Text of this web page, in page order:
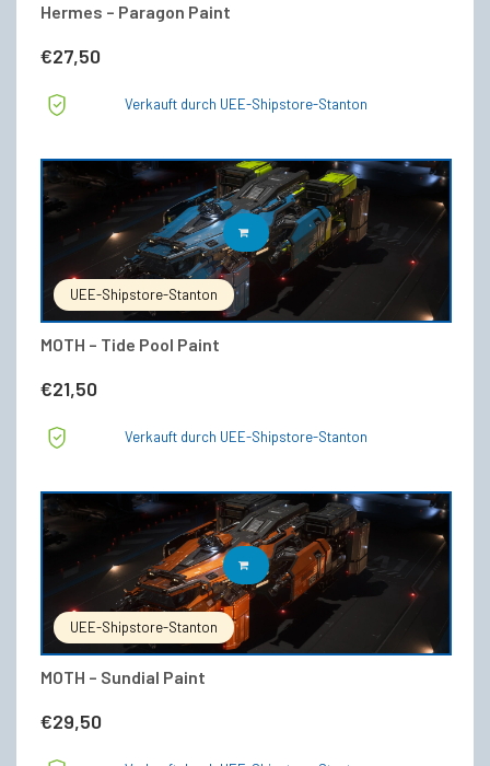
Hermes – Paragon Paint
€27,50
Verkauft durch UEE-Shipstore-Stanton
UEE-Shipstore-Stanton
MOTH – Tide Pool Paint
€21,50
IN DEN WARENKORB
Verkauft durch UEE-Shipstore-Stanton
UEE-Shipstore-Stanton
MOTH – Sundial Paint
€29,50
IN DEN WARENKORB